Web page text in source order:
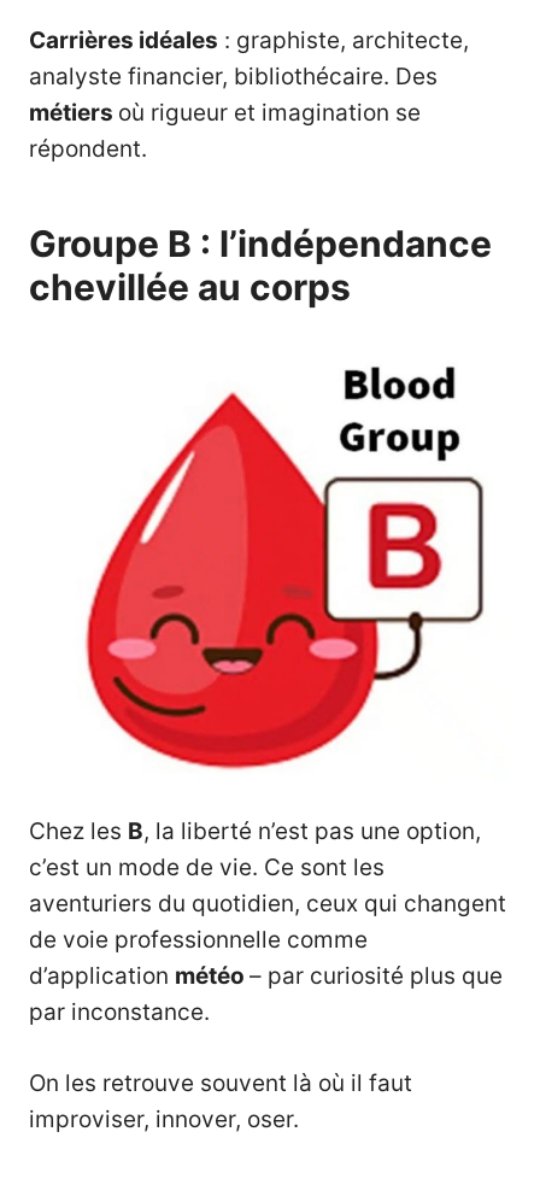
Carrières idéales : graphiste, architecte,
analyste financier, bibliothécaire. Des
métiers où rigueur et imagination se
répondent.
Groupe B : l’indépendance
chevillée au corps
Chez les B, la liberté n’est pas une option,
c’est un mode de vie. Ce sont les
aventuriers du quotidien, ceux qui changent
de voie professionnelle comme
d’application météo – par curiosité plus que
par inconstance.
On les retrouve souvent là où il faut
improviser, innover, oser.